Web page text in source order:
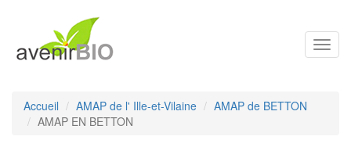
Accueil AMAP de l' Ille-et-Vilaine
AMAP de BETTON
AMAP EN BETTON